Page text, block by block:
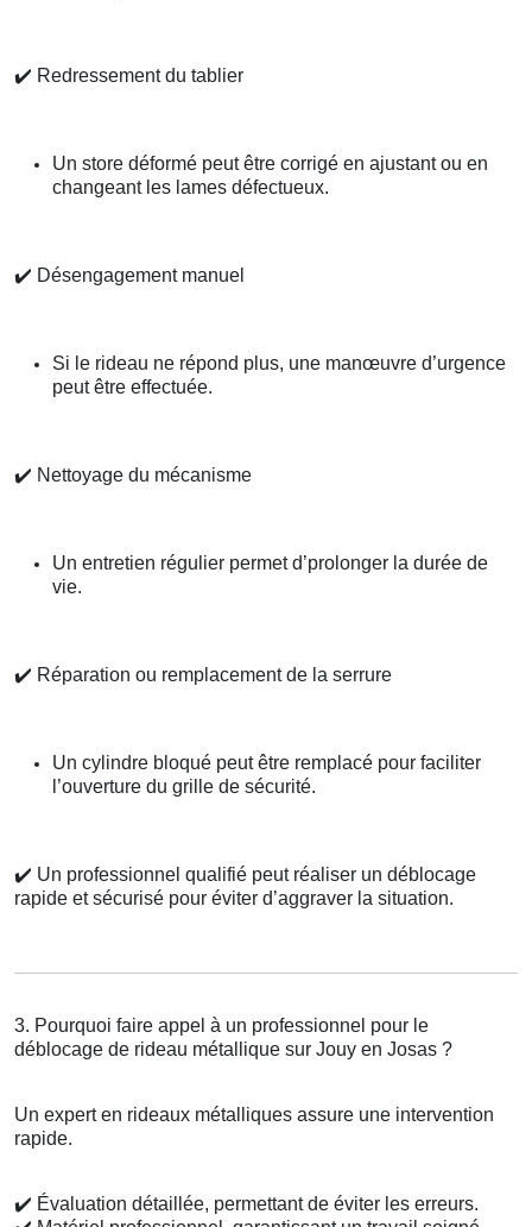
✔️ Redressement du tablier
Un store déformé peut être corrigé en ajustant ou en
changeant les lames défectueux.
✔️ Désengagement manuel
Si le rideau ne répond plus, une manœuvre d’urgence
peut être effectuée.
✔️ Nettoyage du mécanisme
Un entretien régulier permet d’prolonger la durée de
vie.
✔️ Réparation ou remplacement de la serrure
Un cylindre bloqué peut être remplacé pour faciliter
l’ouverture du grille de sécurité.
✔️ Un professionnel qualifié peut réaliser un déblocage
rapide et sécurisé pour éviter d’aggraver la situation.
3. Pourquoi faire appel à un professionnel pour le
déblocage de rideau métallique sur Jouy en Josas ?
Un expert en rideaux métalliques assure une intervention
rapide.
✔️ Évaluation détaillée, permettant de éviter les erreurs.